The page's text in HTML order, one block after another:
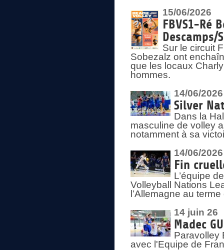
15/06/2026
FBVS1-Ré
Descamps/
Sur le circuit
Sobezalz ont
que les locaux
hommes.
14/06/2026
Silver
Dans la
masculine de volley
notamment à sa
14/06/2026
Fin
L’équipe
Volleyball Nations
l’Allemagne au
14 juin 26
Madec
Paravolley
avec l'Equipe de